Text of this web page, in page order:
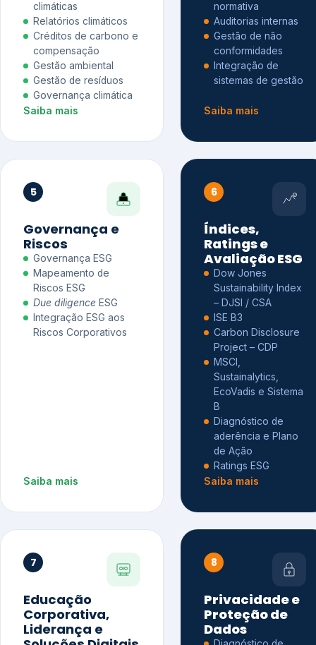
climáticas
Relatórios climáticos
Créditos de carbono e
compensação
Gestão ambiental
Gestão de resíduos
Governança climática
Saiba mais
normativa
Auditorias internas
Gestão de não
conformidades
Integração de
sistemas de gestão
Saiba mais
5
Governança e
Riscos
Governança ESG
Mapeamento de
Riscos ESG
Due diligence ESG
Integração ESG aos
Riscos Corporativos
Saiba mais
6
Índices,
Ratings e
Avaliação ESG
Dow Jones
Sustainability Index
– DJSI / CSA
ISE B3
Carbon Disclosure
Project – CDP
MSCI,
Sustainalytics,
EcoVadis e Sistema
B
Diagnóstico de
aderência e Plano
de Ação
Ratings ESG
Saiba mais
7
Educação
Corporativa,
Liderança e
8
Privacidade e
Proteção de
Dados